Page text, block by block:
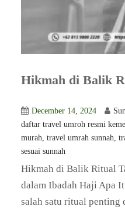
Hikmah di Balik
December 14, 2024
daftar travel umroh resmi
murah travel umrah sunnah
sesuai sunnah
Hikmah di Balik Ritual
dalam Ibadah Haji Apa
salah satu ritual penting